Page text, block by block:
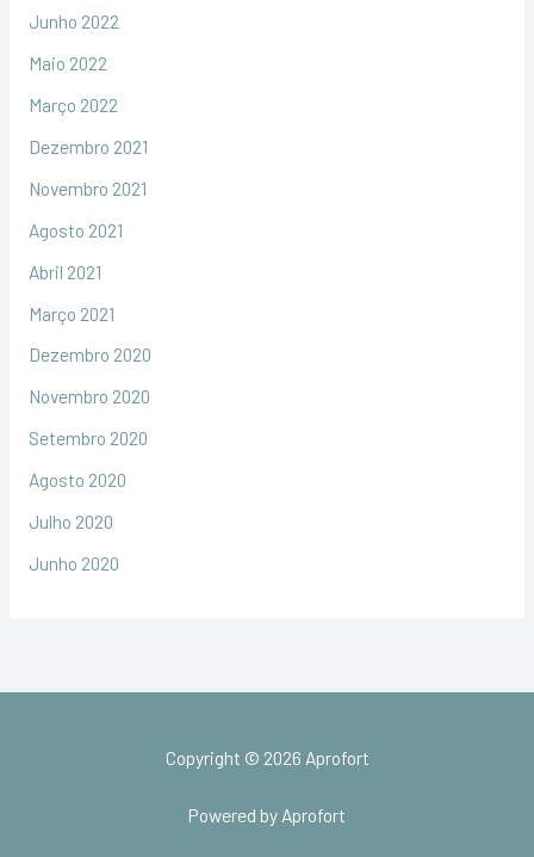
Junho 2022
Maio 2022
Março 2022
Dezembro 2021
Novembro 2021
Agosto 2021
Abril 2021
Março 2021
Dezembro 2020
Novembro 2020
Setembro 2020
Agosto 2020
Julho 2020
Junho 2020
Copyright © 2026 Aprofort
Powered by Aprofort